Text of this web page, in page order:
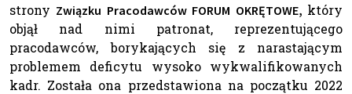
strony Związku Pracodawców FORUM OKRĘTOWE, który
objął nad nimi patronat, reprezentującego
pracodawców, borykających się z narastającym
problemem deficytu wysoko wykwalifikowanych
kadr. Została ona przedstawiona na początku 2022